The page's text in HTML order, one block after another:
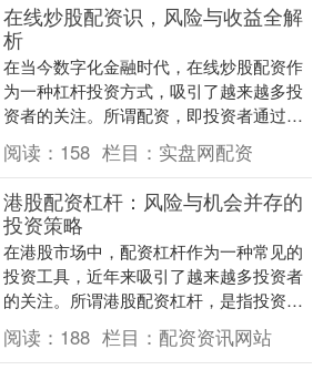
在线炒股配资识，风险与收益全解
析
在当今数字化金融时代，在线炒股配资作
为一种杠杆投资方式，吸引了越来越多投
资者的关注。所谓配资，即投资者通过平
台借入资金放大投资规模，以小额本金撬
动更大收益。然而....
阅读： 158 栏目： 实盘网配资
港股配资杠杆：风险与机会并存的
投资策略
在港股市场中，配资杠杆作为一种常见的
投资工具，近年来吸引了越来越多投资者
的关注。所谓港股配资杠杆，是指投资者
通过向配资公司或券商借入资金配资资讯
网站，放大自身投....
阅读： 188 栏目： 配资资讯网站